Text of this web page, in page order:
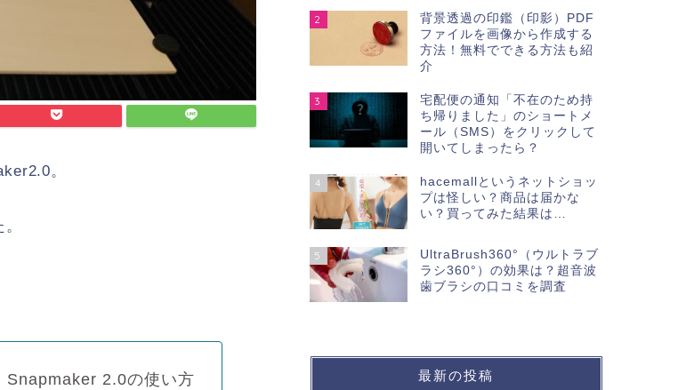
。
Snapmaker 2.0の使い方
2
背景透過の印鑑（印影）PDF
ファイルを画像から作成する
方法！無料でできる方法も紹
介
3
宅配便の通知「不在のため持
ち帰りました」のショートメ
ール（SMS）をクリックして
開いてしまったら？
4
hacemallというネットショッ
プは怪しい？商品は届かな
い？買ってみた結果は…
5
UltraBrush360°（ウルトラブ
ラシ360°）の効果は？超音波
歯ブラシの口コミを調査
最新の投稿